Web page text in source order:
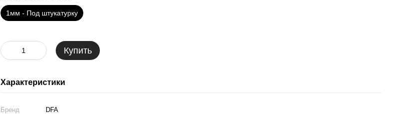
1мм - Под штукатурку
Купить
Характеристики
Бренд
DFA